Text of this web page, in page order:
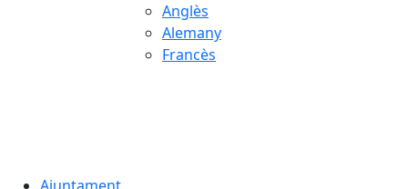
Anglès
Alemany
Francès